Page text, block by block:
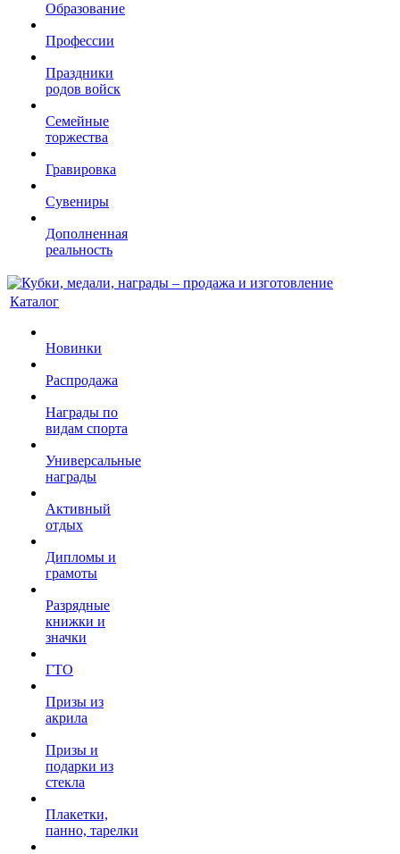
Образование
Профессии
Праздники
родов войск
Семейные
торжества
Гравировка
Сувениры
Дополненная
реальность
Каталог
Новинки
Распродажа
Награды по
видам спорта
Универсальные
награды
Активный
отдых
Дипломы и
грамоты
Разрядные
книжки и
значки
ГТО
Призы из
акрила
Призы и
подарки из
стекла
Плакетки,
панно, тарелки